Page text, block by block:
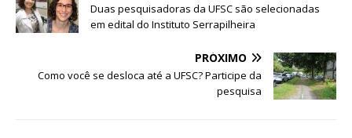
Duas pesquisadoras da UFSC são selecionadas
em edital do Instituto Serrapilheira
PRÓXIMO
Como você se desloca até a UFSC? Participe da
pesquisa